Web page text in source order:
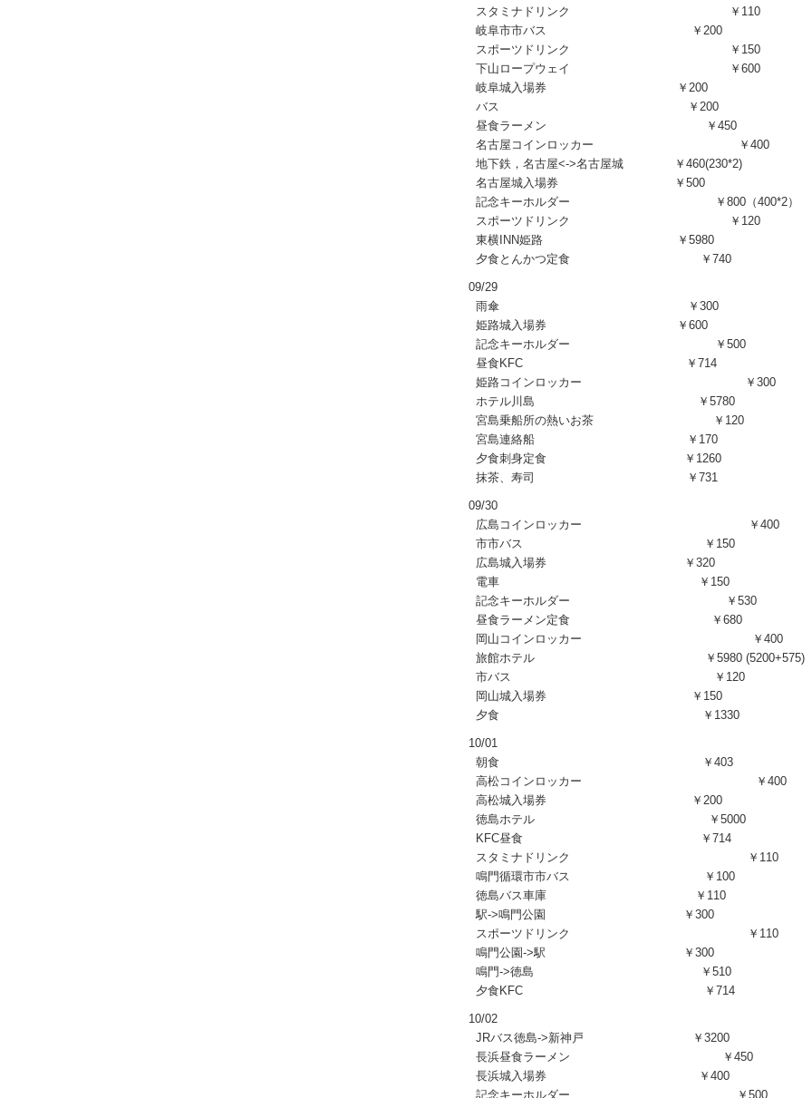
スタミナドリンク ￥110
岐阜市市バス ￥200
スポーツドリンク ￥150
下山ロープウェイ ￥600
岐阜城入場券 ￥200
バス ￥200
昼食ラーメン ￥450
名古屋コインロッカー ￥400
地下鉄，名古屋<->名古屋城 ￥460(230*2)
名古屋城入場券 ￥500
記念キーホルダー ￥800（400*2）
スポーツドリンク ￥120
東横INN姫路 ￥5980
夕食とんかつ定食 ￥740
09/29
雨傘 ￥300
姫路城入場券 ￥600
記念キーホルダー ￥500
昼食KFC ￥714
姫路コインロッカー ￥300
ホテル川島 ￥5780
宮島乗船所の熱いお茶 ￥120
宮島連絡船 ￥170
夕食刺身定食 ￥1260
抹茶、寿司 ￥731
09/30
広島コインロッカー ￥400
市市バス ￥150
広島城入場券 ￥320
電車 ￥150
記念キーホルダー ￥530
昼食ラーメン定食 ￥680
岡山コインロッカー ￥400
旅館ホテル ￥5980 (5200+575)
市バス ￥120
岡山城入場券 ￥150
夕食 ￥1330
10/01
朝食 ￥403
高松コインロッカー ￥400
高松城入場券 ￥200
徳島ホテル ￥5000
KFC昼食 ￥714
スタミナドリンク ￥110
鳴門循環市市バス ￥100
徳島バス車庫 ￥110
駅->鳴門公園 ￥300
スポーツドリンク ￥110
鳴門公園->駅 ￥300
鳴門->徳島 ￥510
夕食KFC ￥714
10/02
JRバス徳島->新神戸 ￥3200
長浜昼食ラーメン ￥450
長浜城入場券 ￥400
記念キーホルダー ￥500